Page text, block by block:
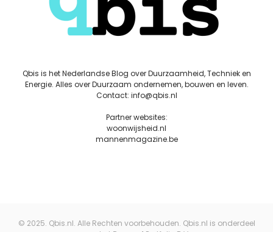
Qbis is het Nederlandse Blog over Duurzaamheid, Techniek en
Energie. Alles over Duurzaam ondernemen, bouwen en leven.
Contact: info@qbis.nl
Partner websites:
woonwijsheid.nl
mannenmagazine.be
© 2025. Qbis.nl. Alle Rechten voorbehouden. Qbis.nl is onderdeel